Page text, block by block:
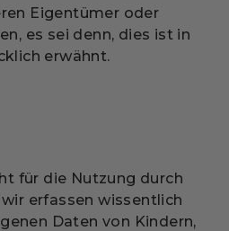
Eigentümer oder
es sei denn, dies ist in
erwähnt.
für die Nutzung durch
erfassen wissentlich
Daten von Kindern,